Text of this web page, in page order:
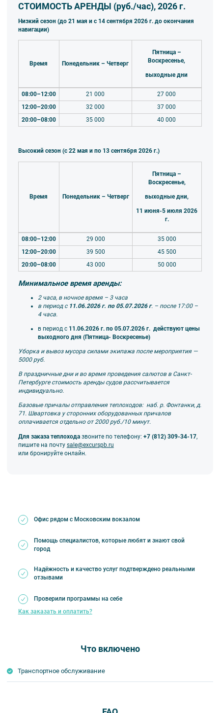
СТОИМОСТЬ АРЕНДЫ (руб./час), 2026 г.
Низкий сезон (до 21 мая и с 14 сентября 2026 г. до окончания
навигации)
Время Понедельник – Четверг
Пятница –
Воскресенье,
выходные дни
08:00–12:00 21 000
27 000
12:00–20:00
32 000
37 000
20:00–08:00
35 000 40 000
Высокий сезон (с 22 мая и по 13 сентября 2026 г.)
Время Понедельник – Четверг
Пятница –
Воскресенье,
выходные дни,
11 июня-5 июля 2026
г.
08:00–12:00 29 000
35 000
12:00–20:00
39 500
45 500
20:00–08:00
43 000 50 000
Минимальное время аренды:
2 часа, в ночное время – 3 часа
в период с 11.06.2026 г. по 05.07.2026 г. – после 17:00 –
4 часа.
в период с 11.06.2026 г. по 05.07.2026 г. действуют цены
выходного дня (Пятница- Воскресенье)
Уборка и вывоз мусора силами экипажа после мероприятия —
5000 руб.
В праздничные дни и во время проведения салютов в Санкт-
Петербурге стоимость аренды судов рассчитывается
индивидуально.
Базовые причалы отправления теплоходов: наб. р. Фонтанки, д.
71. Швартовка у сторонних оборудованных причалов
оплачивается отдельно от 2000 руб./10 минут.
Для заказа теплоходазвоните по телефону: +7 (812) 309-34-17,
пишите на почту sale@excurspb.ru
или бронируйте онлайн.
Офис рядом с Московским вокзалом
Помощь специалистов, которые любят и знают свой
город
Надёжность и качество услуг подтверждено реальными
отзывами
Проверили программы на себе
Как заказать и оплатить?
Что включено
Транспортное обслуживание